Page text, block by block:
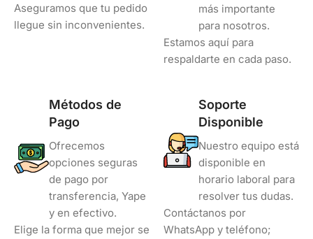
Aseguramos que tu pedido
llegue sin inconvenientes.
más importante
para nosotros.
Estamos aquí para
respaldarte en cada paso.
Métodos de
Pago
Ofrecemos
opciones seguras
de pago por
transferencia, Yape
y en efectivo.
Elige la forma que mejor se
Soporte
Disponible
Nuestro equipo está
disponible en
horario laboral para
resolver tus dudas.
Contáctanos por
WhatsApp y teléfono;